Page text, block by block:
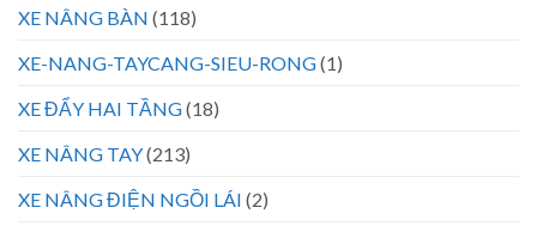
XE NÂNG BÀN (118)
XE-NANG-TAYCANG-SIEU-RONG(1)
XE ĐẨY HAI TẦNG(18)
XE NÂNG TAY(213)
XE NÂNG ĐIỆN NGỒI LÁI (2)